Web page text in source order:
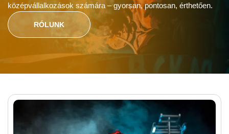
középvállalkozások számára – gyorsan, pontosan, érthetően.
RÓLUNK